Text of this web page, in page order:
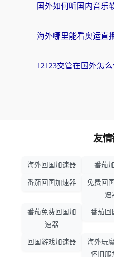
友情
海外回国加速器 番茄
番茄回国加速器
免费回
速
番茄免费回国加
速器
番茄回
回国游戏加速器
海外玩
怀旧服